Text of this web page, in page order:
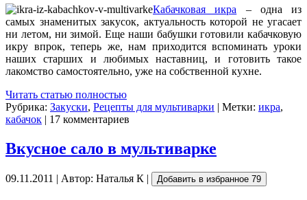
Кабачковая икра – одна из
самых знаменитых закусок, актуальность которой не угасает
ни летом, ни зимой. Еще наши бабушки готовили кабачковую
икру впрок, теперь же, нам приходится вспоминать уроки
наших старших и любимых наставниц, и готовить такое
лакомство самостоятельно, уже на собственной кухне.
Читать статью полностью
Рубрика: Закуски, Рецепты для мультиварки | Метки: икра,
кабачок | 17 комментариев
Вкусное сало в мультиварке
09.11.2011 | Автор: Наталья К | Добавить в избранное 79